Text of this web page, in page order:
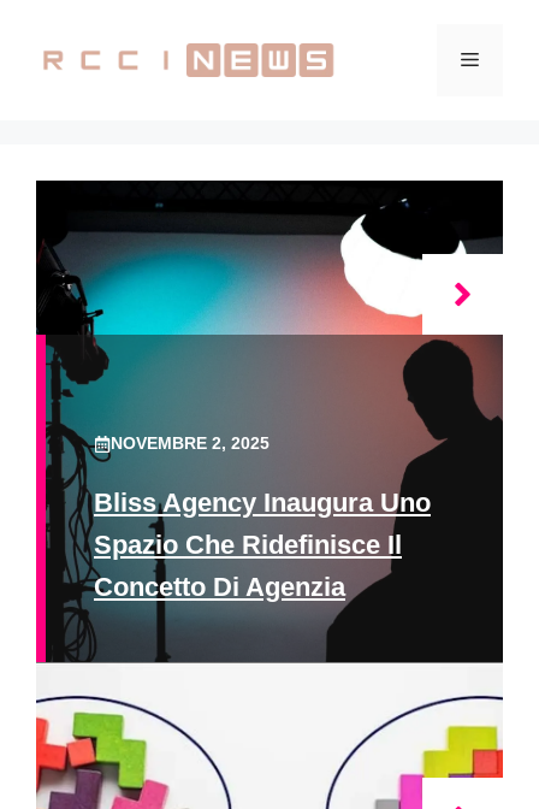
contenuto
Menu
NOVEMBRE 2, 2025
Bliss Agency Inaugura Uno
Spazio Che Ridefinisce Il
Concetto Di Agenzia